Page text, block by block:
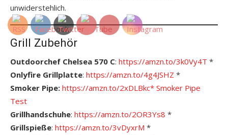
unwiderstehlich.
Grill Zubehör
Outdoorchef Chelsea 570 C: https://amzn.to/3k0Vy4T *
Onlyfire Grillplatte: https://amzn.to/4g4JSHZ *
Smoker Pipe: https://amzn.to/2xDLBkc* Smoker Pipe
Test
Grillhandschuhe: https://amzn.to/2OR3Ys8 *
Grillspieße: https://amzn.to/3vDyxrM *